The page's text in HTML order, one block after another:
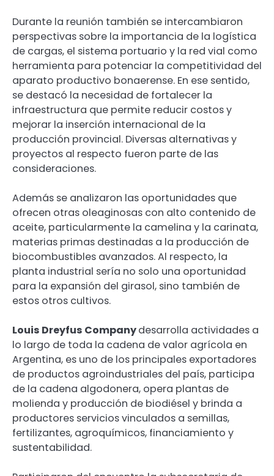
Durante la reunión también se intercambiaron
perspectivas sobre la importancia de la logística
de cargas, el sistema portuario y la red vial como
herramienta para potenciar la competitividad del
aparato productivo bonaerense. En ese sentido,
se destacó la necesidad de fortalecer la
infraestructura que permite reducir costos y
mejorar la inserción internacional de la
producción provincial. Diversas alternativas y
proyectos al respecto fueron parte de las
consideraciones.
Además se analizaron las oportunidades que
ofrecen otras oleaginosas con alto contenido de
aceite, particularmente la camelina y la carinata,
materias primas destinadas a la producción de
biocombustibles avanzados. Al respecto, la
planta industrial sería no solo una oportunidad
para la expansión del girasol, sino también de
estos otros cultivos.
Louis Dreyfus Companydesarrolla actividades a
lo largo de toda la cadena de valor agrícola en
Argentina, es uno de los principales exportadores
de productos agroindustriales del país, participa
de la cadena algodonera, opera plantas de
molienda y producción de biodiésel y brinda a
productores servicios vinculados a semillas,
fertilizantes, agroquímicos, financiamiento y
sustentabilidad.